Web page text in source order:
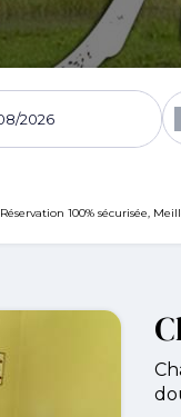
Réservation 100% sécurisée,